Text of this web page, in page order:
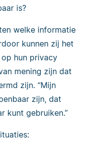
is?
welke informatie
kunnen zij het
hun privacy
mening zijn dat
zijn. “Mijn
zijn, dat
kunt gebruiken.”